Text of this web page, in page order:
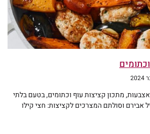
מתכון קציצות עוף וכתומים, בטעם בלתי
אבירם וסולתם המצרכים לקציצות: חצי קילו